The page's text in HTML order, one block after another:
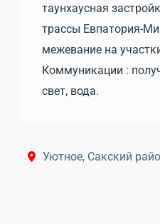
таунхаусная
трассы Евпатория-
межевание на
Коммуникации :
свет, вода.
Уютное, Сакский